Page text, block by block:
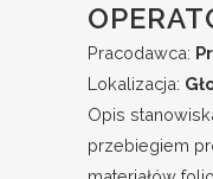
Pracodawca:
Lokalizacja:
Opis
przebiegiem